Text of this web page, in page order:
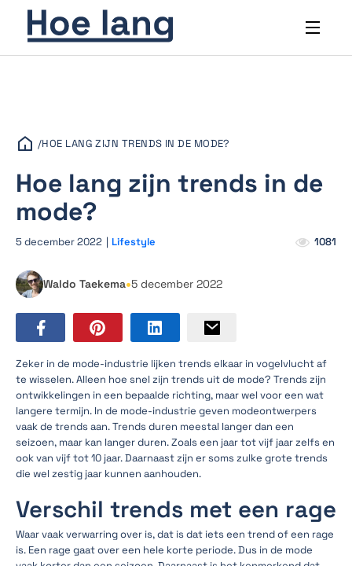
/HOE LANG ZIJN TRENDS IN DE MODE?
Hoe lang zijn trends in de
mode?
5 december 2022 | Lifestyle 1081
Waldo Taekema•5 december 2022
Zeker in de mode-industrie lijken trends elkaar in vogelvlucht af
te wisselen. Alleen hoe snel zijn trends uit de mode? Trends zijn
ontwikkelingen in een bepaalde richting, maar wel voor een wat
langere termijn. In de mode-industrie geven modeontwerpers
vaak de trends aan. Trends duren meestal langer dan een
seizoen, maar kan langer duren. Zoals een jaar tot vijf jaar zelfs en
ook van vijf tot 10 jaar. Daarnaast zijn er soms zulke grote trends
die wel zestig jaar kunnen aanhouden.
Verschil trends met een rage
Waar vaak verwarring over is, dat is dat iets een trend of een rage
is. Een rage gaat over een hele korte periode. Dus in de mode